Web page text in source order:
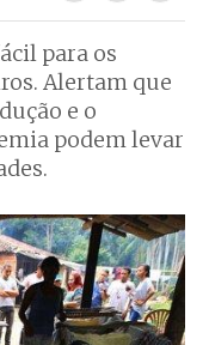
para os
Alertam que
e o
podem levar